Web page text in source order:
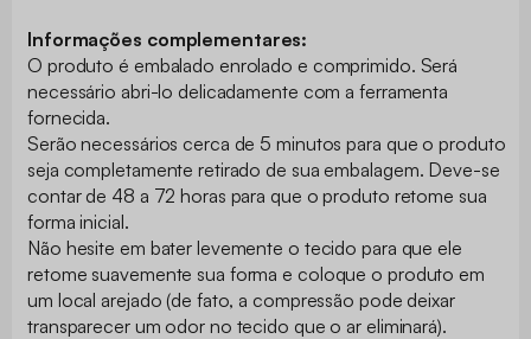
Informações complementares:
O produto é embalado enrolado e comprimido. Será
necessário abri-lo delicadamente com a ferramenta
fornecida.
Serão necessários cerca de 5 minutos para que o produto
seja completamente retirado de sua embalagem. Deve-se
contar de 48 a 72 horas para que o produto retome sua
forma inicial.
Não hesite em bater levemente o tecido para que ele
retome suavemente sua forma e coloque o produto em
um local arejado (de fato, a compressão pode deixar
transparecer um odor no tecido que o ar eliminará).